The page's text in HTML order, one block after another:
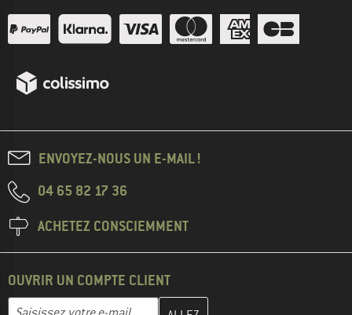
ENVOYEZ-NOUS UN E-MAIL !
04 65 82 17 36
ACHETEZ CONSCIEMMENT
OUVRIR UN COMPTE CLIENT
Adresse e-mail
Entrez votre adresse e-mail ici et créez votre compte client à la